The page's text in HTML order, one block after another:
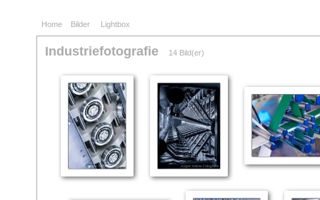
Home Bilder Lightbox
Industriefotografie 14 Bild(er)